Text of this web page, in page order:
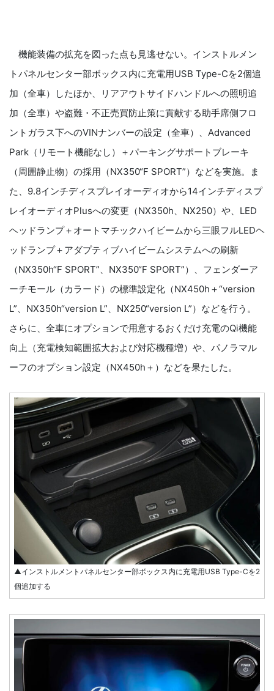
機能装備の拡充を図った点も見逃せない。インストルメン
トパネルセンター部ボックス内に充電用USB Type-Cを2個追
加（全車）したほか、リアアウトサイドハンドルへの照明追
加（全車）や盗難・不正売買防止策に貢献する助手席側フロ
ントガラス下へのVINナンバーの設定（全車）、Advanced
Park（リモート機能なし）＋パーキングサポートブレーキ
（周囲静止物）の採用（NX350“F SPORT”）などを実施。ま
た、9.8インチディスプレイオーディオから14インチディスプ
レイオーディオPlusへの変更（NX350h、NX250）や、LED
ヘッドランプ＋オートマチックハイビームから三眼フルLEDヘ
ッドランプ＋アダプティブハイビームシステムへの刷新
（NX350h“F SPORT”、NX350“F SPORT”）、フェンダーア
ーチモール（カラード）の標準設定化（NX450h＋“version
L”、NX350h“version L”、NX250“version L”）などを行う。
さらに、全車にオプションで用意するおくだけ充電のQi機能
向上（充電検知範囲拡大および対応機種増）や、パノラマル
ーフのオプション設定（NX450h＋）などを果たした。
▲インストルメントパネルセンター部ボックス内に充電用USB Type-Cを2
個追加する